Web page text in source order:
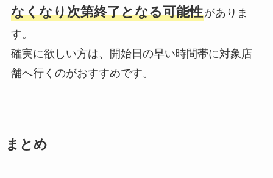
なくなり次第終了となる可能性がありま
す。
確実に欲しい方は、開始日の早い時間帯に対象店
舗へ行くのがおすすめです。
まとめ